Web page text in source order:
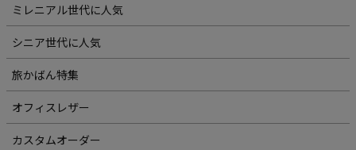
ミレニアル世代に人気
シニア世代に人気
旅かばん特集
オフィスレザー
カスタムオーダー